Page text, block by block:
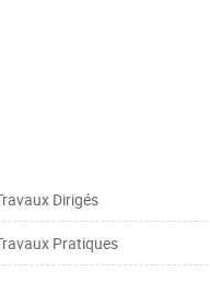
Dirigés
Pratiques